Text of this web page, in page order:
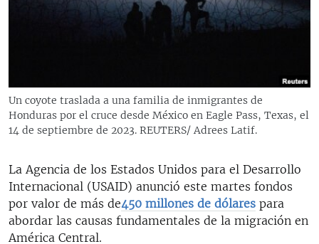
LA REALIDAD DE LA VIVIENDA EN CUBA
SER VIEJO EN CUBA
LOS SANTOS DE HIALEAH
DESINFORMACIÓN RUSA EN AMÉRICA LATINA
LA INVASIÓN DE RUSIA A UCRANIA
EDITORIALES
SÍGUENOS
Un coyote traslada a una familia de inmigrantes de
Honduras por el cruce desde México en Eagle Pass, Texas, el
14 de septiembre de 2023. REUTERS/ Adrees Latif.
La Agencia de los Estados Unidos para el Desarrollo
Internacional (USAID) anunció este martes fondos
por valor de más de450 millones de dólares para
abordar las causas fundamentales de la migración en
América Central.